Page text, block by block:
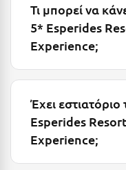
Μάνη
Μαρώνεια
Μεθώνη
Μεσολόγγι
Μεσσηνία
Τι μπορεί να
5* Esperides
Experience;
Έχει
Esperides
Experience;